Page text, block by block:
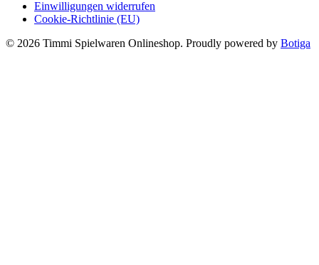
Einwilligungen widerrufen
Cookie-Richtlinie (EU)
© 2026 Timmi Spielwaren Onlineshop. Proudly powered by Botiga